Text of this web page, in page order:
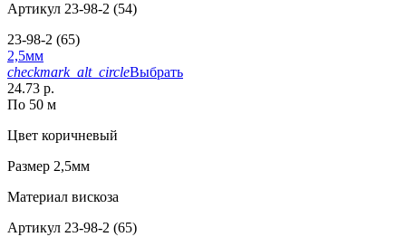
Артикул 23-98-2 (54)
23-98-2 (65)
2,5мм
checkmark_alt_circleВыбрать
24.73 р.
По 50 м
Цвет коричневый
Размер 2,5мм
Материал вискоза
Артикул 23-98-2 (65)